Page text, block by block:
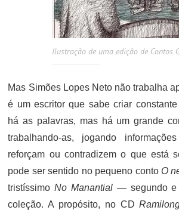
Ilustração de uma edição de Contos
Mas Simões Lopes Neto não trabalha
é um escritor que sabe criar
há as palavras, mas há um grande
trabalhando-as, jogando
reforçam ou contradizem o que está
pode ser sentido no pequeno conto O
tristíssimoNo Manantial— segundo e
coleção. A propósito, no CD